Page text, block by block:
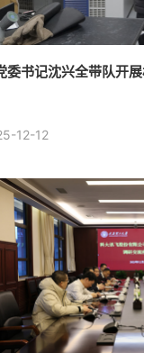
委书记沈兴全带队开
12-12